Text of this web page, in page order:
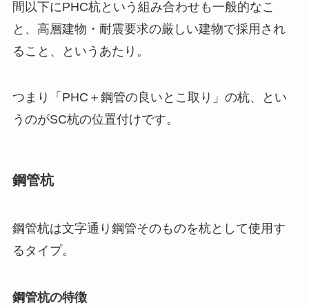
間以下にPHC杭という組み合わせも一般的なこ
と、高層建物・耐震要求の厳しい建物で採用され
ること、というあたり。
つまり「PHC＋鋼管の良いとこ取り」の杭、とい
うのがSC杭の位置付けです。
鋼管杭
鋼管杭は文字通り鋼管そのものを杭として使用す
るタイプ。
鋼管杭の特徴